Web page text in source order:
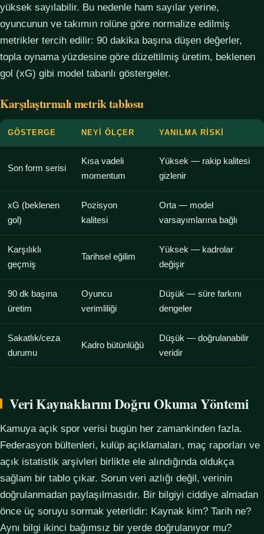
yüksek sayılabilir. Bu nedenle ham sayılar yerine,
oyuncunun ve takımın rolüne göre normalize edilmiş
metrikler tercih edilir: 90 dakika başına düşen değerler,
topla oynama yüzdesine göre düzeltilmiş üretim, beklenen
gol (xG) gibi model tabanlı göstergeler.
Karşılaştırmalı metrik tablosu
GÖSTERGE NEYI ÖLÇER YANILMA RISKI
Son form serisi
Kısa vadeli
momentum
Yüksek — rakip kalitesi
gizlenir
xG (beklenen
gol)
Pozisyon
kalitesi
Orta — model
varsayımlarına bağlı
Karşılıklı
geçmiş
Tarihsel eğilim
Yüksek — kadrolar
değişir
90 dk başına
üretim
Oyuncu
verimliliği
Düşük — süre farkını
dengeler
Sakatlık/ceza
durumu
Kadro bütünlüğü
Düşük — doğrulanabilir
veridir
Veri Kaynaklarını Doğru Okuma Yöntemi
Kamuya açık spor verisi bugün her zamankinden fazla.
Federasyon bültenleri, kulüp açıklamaları, maç raporları ve
açık istatistik arşivleri birlikte ele alındığında oldukça
sağlam bir tablo çıkar. Sorun veri azlığı değil, verinin
doğrulanmadan paylaşılmasıdır. Bir bilgiyi ciddiye almadan
önce üç soruyu sormak yeterlidir: Kaynak kim? Tarih ne?
Aynı bilgi ikinci bağımsız bir yerde doğrulanıyor mu?